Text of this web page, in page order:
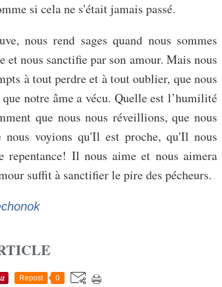
si cela ne s'était jamais passé.
nous rend sages quand nous sommes
et nous sanctifie par son amour. Mais nous
à tout perdre et à tout oublier, que nous
notre âme a vécu. Quelle est l’humilité
que nous nous réveillions, que nous
voyions qu'Il est proche, qu'Il nous
repentance! Il nous aime et nous aimera
suffit à sanctifier le pire des pécheurs.
Repost 0